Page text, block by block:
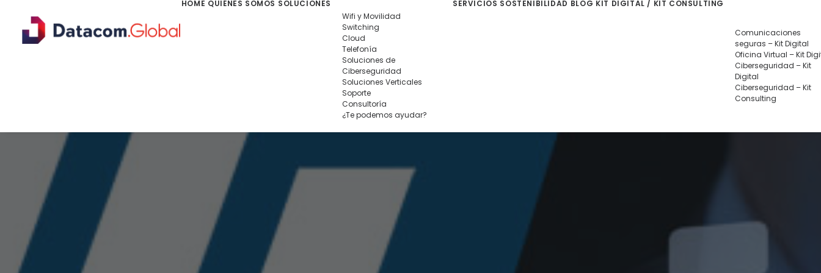
HOME QUIÉNES SOMOS SOLUCIONES
Wifi y Movilidad
Switching
Cloud
Telefonía
Soluciones de
Ciberseguridad
Soluciones Verticales
Soporte
Consultoría
¿Te podemos ayudar?
SERVICIOS SOSTENIBILIDAD BLOG KIT DIGITAL / KIT CONSULTING
Comunicaciones
seguras – Kit Digital
Oficina Virtual – Kit
Ciberseguridad – Kit
Digital
Ciberseguridad – Kit
Consulting